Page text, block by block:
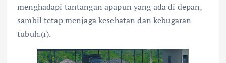
menghadapi tantangan apapun yang ada di depan,
sambil tetap menjaga kesehatan dan kebugaran
tubuh.(r).